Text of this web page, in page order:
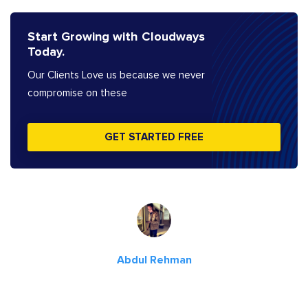
Start Growing with Cloudways
Today.
Our Clients Love us because we never
compromise on these
GET STARTED FREE
Abdul Rehman